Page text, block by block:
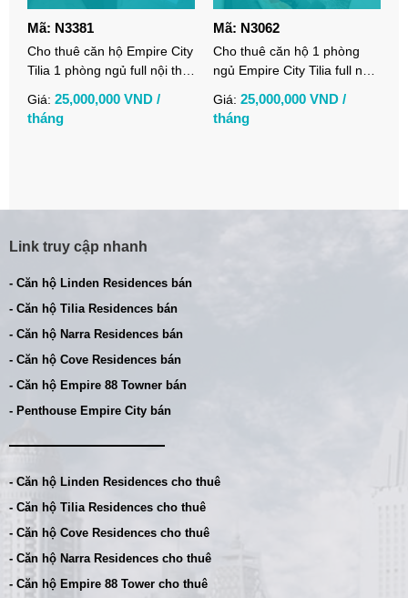
Mã: N3381
Cho thuê căn hộ Empire City
Tilia 1 phòng ngủ full nội thất
Giá: 25,000,000 VND /
tháng
Mã: N3062
Cho thuê căn hộ 1 phòng
ngủ Empire City Tilia full nội
Giá: 25,000,000 VND /
tháng
Link truy cập nhanh
- Căn hộ Linden Residences bán
- Căn hộ Tilia Residences bán
- Căn hộ Narra Residences bán
- Căn hộ Cove Residences bán
- Căn hộ Empire 88 Towner bán
- Penthouse Empire City bán
- Căn hộ Linden Residences cho thuê
- Căn hộ Tilia Residences cho thuê
- Căn hộ Cove Residences cho thuê
- Căn hộ Narra Residences cho thuê
- Căn hộ Empire 88 Tower cho thuê